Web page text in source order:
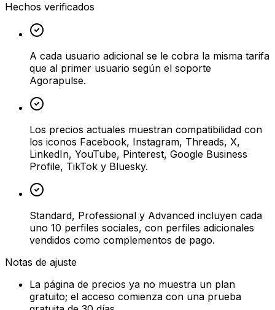
Hechos verificados
A cada usuario adicional se le cobra la misma tarifa
que al primer usuario según el soporte
Agorapulse.
Los precios actuales muestran compatibilidad con
los iconos Facebook, Instagram, Threads, X,
LinkedIn, YouTube, Pinterest, Google Business
Profile, TikTok y Bluesky.
Standard, Professional y Advanced incluyen cada
uno 10 perfiles sociales, con perfiles adicionales
vendidos como complementos de pago.
Notas de ajuste
La página de precios ya no muestra un plan
gratuito; el acceso comienza con una prueba